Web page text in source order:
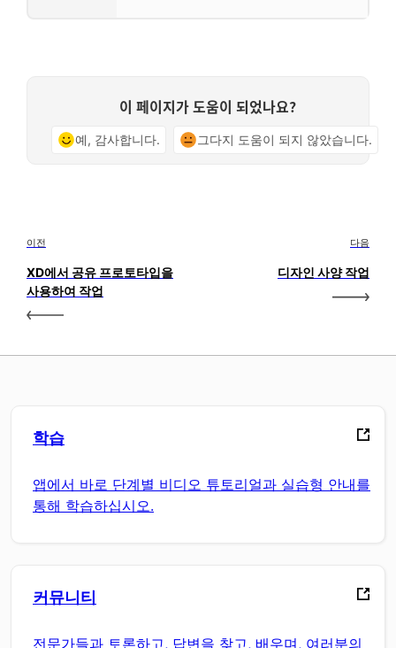
이 페이지가 도움이 되었나요?
예, 감사합니다. 그다지 도움이 되지 않았습니다.
이전
XD에서 공유 프로토타입을
사용하여 작업
다음
디자인 사양 작업
학습
앱에서 바로 단계별 비디오 튜토리얼과 실습형 안내를
통해 학습하십시오.
커뮤니티
전문가들과 토론하고, 답변을 찾고, 배우며, 여러분의